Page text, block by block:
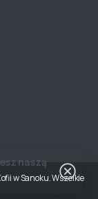
w Sanoku. Wszelkie
naszą